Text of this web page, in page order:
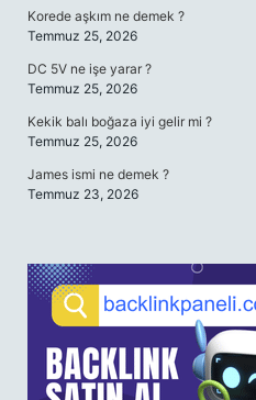
Korede aşkım ne demek ?
Temmuz 25, 2026
DC 5V ne işe yarar ?
Temmuz 25, 2026
Kekik balı boğaza iyi gelir mi ?
Temmuz 25, 2026
James ismi ne demek ?
Temmuz 23, 2026